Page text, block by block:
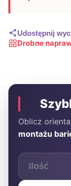
Udostępnij
Drobne
Oblicz
montażu